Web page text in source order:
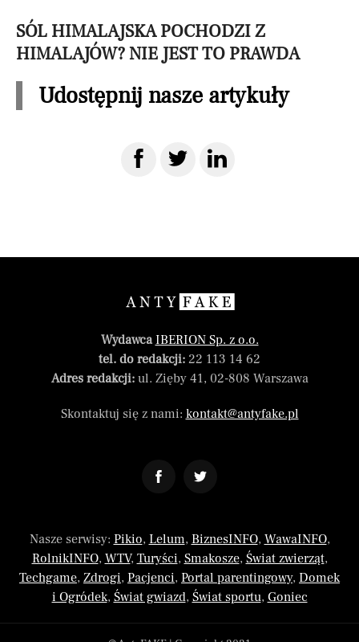
SÓL HIMALAJSKA POCHODZI Z
HIMALAJÓW? NIE JEST TO PRAWDA
Udostępnij nasze artykuły
WydawcaIBERION Sp. z o.o.
tel. do redakcji: 22 113 14 62
Adres redakcji:ul. Zięby 41, 02-808 Warszawa
Skontaktuj się z nami: kontakt@antyfake.pl
Nasze serwisy: Pikio, Lelum, BiznesINFO, WawaINFO,
RolnikINFO, WTV, Turyści, Smakosze, Świat zwierząt,
Techgame, Zdrogi, Pacjenci, Portal parentingowy, Domek
i Ogródek, Świat gwiazd, Świat sportu, Goniec